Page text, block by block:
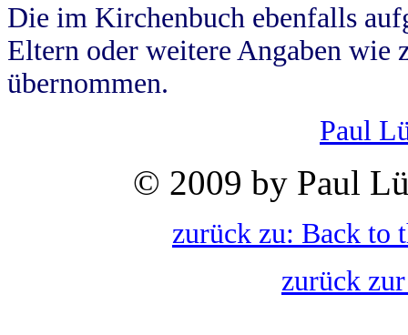
Die im Kirchenbuch ebenfalls
Eltern oder weitere Angaben wie
übernommen.
Paul
© 2009 by Paul
zurück zu: Back to
zurück